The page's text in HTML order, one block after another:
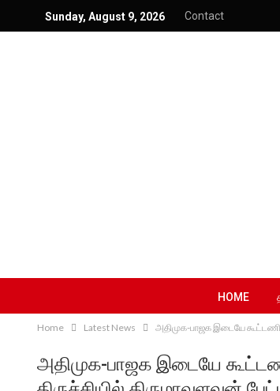
Sunday, August 9, 2026 Contact
HOME
Home Latest News அதிமுக-பாஜக இடையே கூட்டணி
அதிமுக-பாஜக இடையே